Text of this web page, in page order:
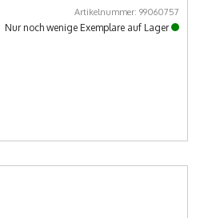
Artikelnummer: 99060757
Nur noch wenige Exemplare auf Lager